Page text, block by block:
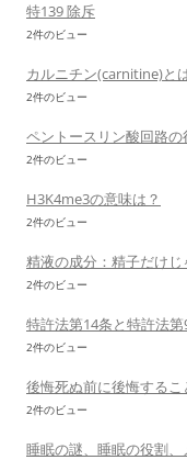
特139 除斥
2件のビュー
カルニチン(carnitine)と
2件のビュー
ペントースリン酸回路の
2件のビュー
H3K4me3の意味は？
2件のビュー
精液の成分：精子だけじ
2件のビュー
特許法第14条と特許法
2件のビュー
後悔死ぬ前に後悔する
2件のビュー
睡眠の謎、睡眠の役割、